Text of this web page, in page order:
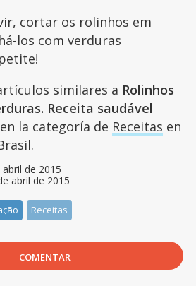
cortar os rolinhos em
los com verduras
similares a Rolinhos
Receita saudável
la categoría de Receitas en
abril de 2015
abril de 2015
Receitas
COMENTAR